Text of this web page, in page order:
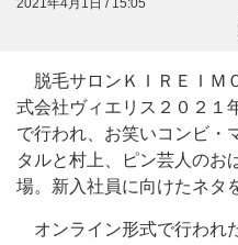
2021年4月1日 / 15:05
脱毛サロンＫＩＲＥＩＭ
式会社ヴィエリス２０２１
で行われ、お笑いコンビ・
タルと村上、ピン芸人のお
場。新入社員に向けたネタ
オンライン形式で行われ